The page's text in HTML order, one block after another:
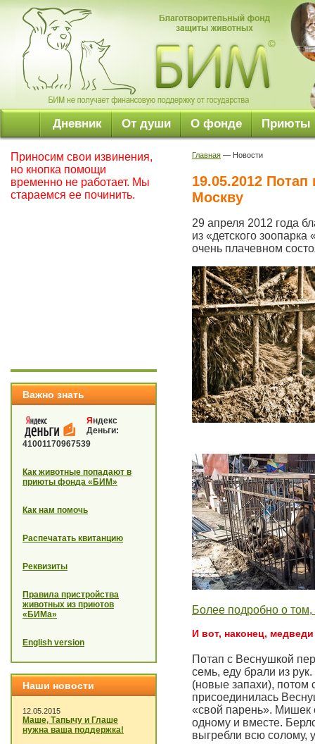
Дневник От души О фонде Приюты
Приносим свои извинения,
но кнопка помощи
временно не работает. Мы
стараемся ее починить.
Важно знать
Я ндекс
Деньги:
41001170967539
Как животные попадают в
приюты фонда «БИМ»
Как нам помочь
Распечатать квитанцию
Реквизиты
Правила пристройства
животных из приютов
«БИМа»
English version
Наши новости
12.05.2015
Маше, Тапычу и Глаше
нужна ваша поддержка!
Главная — Новости
19.05.2012
Москву
29 апреля 2012 года
из «детского
очень плачевном
Более подробно о
И вот, наконец,
Потап с Веснушкой
семь, еду брали из
(новые запахи), потом
присоединилась
«свой парень». Мишек
одному и вместе.
выгребли всю солому,